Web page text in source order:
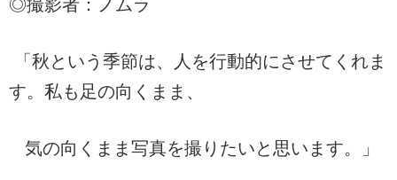
◎撮影者：ノムラ
「秋という季節は、人を行動的にさせてくれま
す。私も足の向くまま、
気の向くまま写真を撮りたいと思います。」